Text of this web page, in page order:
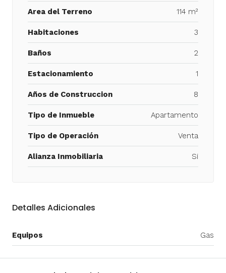
Area del Terreno 114 m²
Habitaciones 3
Baños 2
Estacionamiento 1
Años de Construccion 8
Tipo de Inmueble Apartamento
Tipo de Operación Venta
Alianza Inmobiliaria Si
Detalles Adicionales
Equipos Gas